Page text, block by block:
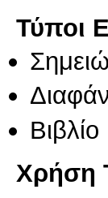
Τύποι
Βιβλίο
Χρήση